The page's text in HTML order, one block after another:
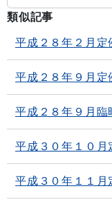
類似記事
平成２８年２月定
平成２８年９月定
平成２８年９月臨
平成３０年１０月
平成３０年１１月